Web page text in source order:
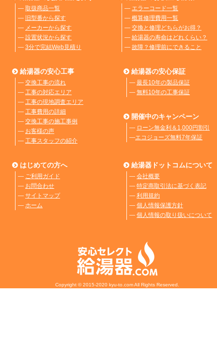
― 取扱商品一覧
― 旧型番から探す
― メーカーから探す
― 設置状況から探す
― 3分で完結Web見積り
― エラーコード一覧
― 概算修理費用一覧
― 交換と修理どちらがお得？
― 給湯器の寿命はどれくらい？
― 故障？修理前にできること
給湯器の安心工事
― 交換工事の流れ
― 工事の対応エリア
― 工事の現地調査エリア
― 工事費用の詳細
― 交換工事の施工事例
― お客様の声
― 工事スタッフの紹介
給湯器の安心保証
― 最長10年の製品保証
― 無料10年の工事保証
開催中のキャンペーン
― ローン無金利＆1,000円割引
―エコジョーズ無料7年保証
はじめての方へ
― ご利用ガイド
― お問合わせ
― サイトマップ
― ホーム
給湯器ドットコムについて
― 会社概要
― 特定商取引法に基づく表記
― 利用規約
― 個人情報保護方針
― 個人情報の取り扱いについて
Copyright © 2015-2020 kyu-to.com All Rights Reserved.